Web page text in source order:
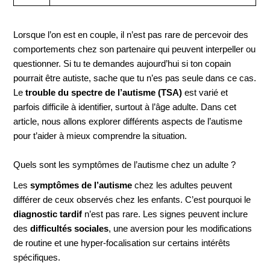
Lorsque l’on est en couple, il n’est pas rare de percevoir des
comportements chez son partenaire qui peuvent interpeller ou
questionner. Si tu te demandes aujourd’hui si ton copain
pourrait être autiste, sache que tu n’es pas seule dans ce cas.
Letrouble du spectre de l’autisme (TSA) est varié et
parfois difficile à identifier, surtout à l’âge adulte. Dans cet
article, nous allons explorer différents aspects de l’autisme
pour t’aider à mieux comprendre la situation.
Quels sont les symptômes de l’autisme chez un adulte ?
Lessymptômes de l’autisme chez les adultes peuvent
différer de ceux observés chez les enfants. C’est pourquoi le
diagnostic tardif n’est pas rare. Les signes peuvent inclure
desdifficultés sociales, une aversion pour les modifications
de routine et une hyper-focalisation sur certains intérêts
spécifiques.